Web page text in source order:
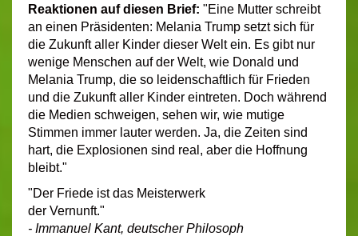
Reaktionen auf diesen Brief: "Eine Mutter schreibt
an einen Präsidenten: Melania Trump setzt sich für
die Zukunft aller Kinder dieser Welt ein. Es gibt nur
wenige Menschen auf der Welt, wie Donald und
Melania Trump, die so leidenschaftlich für Frieden
und die Zukunft aller Kinder eintreten. Doch während
die Medien schweigen, sehen wir, wie mutige
Stimmen immer lauter werden. Ja, die Zeiten sind
hart, die Explosionen sind real, aber die Hoffnung
bleibt."
"Der Friede ist das Meisterwerk
der Vernunft."
- Immanuel Kant, deutscher Philosoph